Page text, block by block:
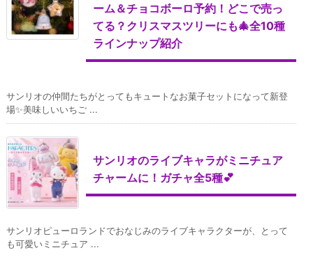
ーム＆チョコボーロ予約！どこで売っ
てる？クリスマスツリーにも🎄全10種
ラインナップ紹介
サンリオの仲間たちがとってもキュートなお菓子セットになって新登
場✨美味しいいちご ...
サンリオのライブキャラがミニチュア
チャームに！ガチャ全5種💕
サンリオピューロランドでおなじみのライブキャラクターが、とって
も可愛いミニチュア ...